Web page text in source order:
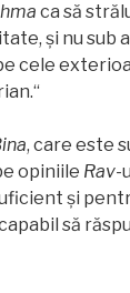
ca să
şi nu sub
cele
, care este
opiniile Rav-
şi
să